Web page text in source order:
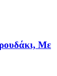
Με